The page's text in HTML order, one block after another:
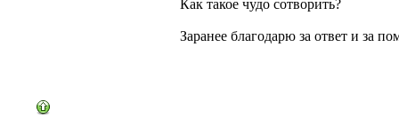
Как такое чудо сотворить?
Заранее благодарю за ответ и за